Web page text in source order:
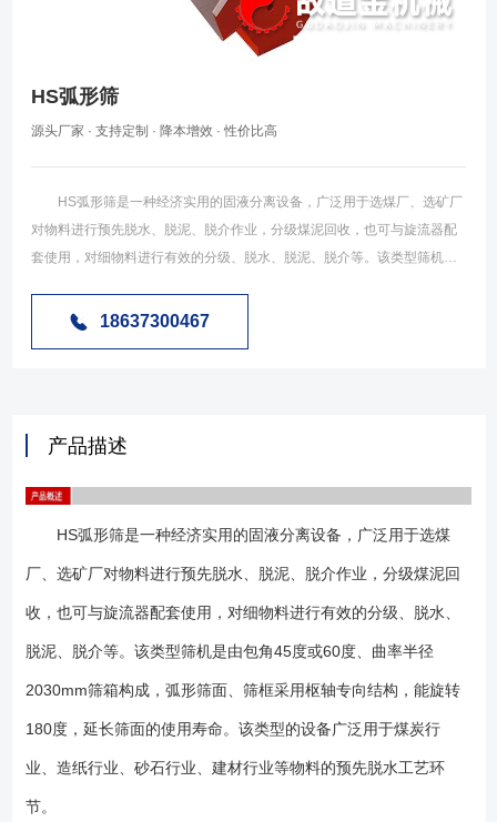
HS弧形筛
源头厂家 · 支持定制 · 降本增效 · 性价比高
HS弧形筛是一种经济实用的固液分离设备，广泛用于选煤厂、选矿厂
对物料进行预先脱水、脱泥、脱介作业，分级煤泥回收，也可与旋流器配
套使用，对细物料进行有效的分级、脱水、脱泥、脱介等。该类型筛机是
轴专向结构，能旋转180度，延长筛面的使用寿命。该类型的设备广泛用
动弧形筛和无动力弧形筛（又称可翻转弧形筛）。可翻转弧形筛入料端与
在冶金、化工等行业也得到了广泛的应用。 1、该类型设备常用的
有振动弧形筛，翻转弧形筛、击打弧形筛等类型； 2、弧形筛的包角常
用的有60度和45度两种； 3、筛板常用为不锈钢条缝筛板； 4、设
弧形筛时应注意空间尺寸是否允许； 2、基础可做成预埋铁或地脚螺栓
两种类型； 3、请注明含入料箱与不含入料箱两种情况； 4、设备
细对照零部件的数量是否一致； （2）检查各个零部件是否在运输过程
中有碰撞或破损； （3）按照装配图依次将各个零部件组装牢固；
（4）如与脱水筛配套使用的弧形筛安装时请注意保证筛机与弧形筛的距
卸下电机风罩，注意电机转向； （1）可翻转弧形筛在使用中注意脱水
18637300467
产品描述
HS弧形筛是一种经济实用的固液分离设备，广泛用于选煤
厂、选矿厂对物料进行预先脱水、脱泥、脱介作业，分级煤泥回
收，也可与旋流器配套使用，对细物料进行有效的分级、脱水、
脱泥、脱介等。该类型筛机是由包角45度或60度、曲率半径
2030mm筛箱构成，弧形筛面、筛框采用枢轴专向结构，能旋转
180度，延长筛面的使用寿命。该类型的设备广泛用于煤炭行
业、造纸行业、砂石行业、建材行业等物料的预先脱水工艺环
节。